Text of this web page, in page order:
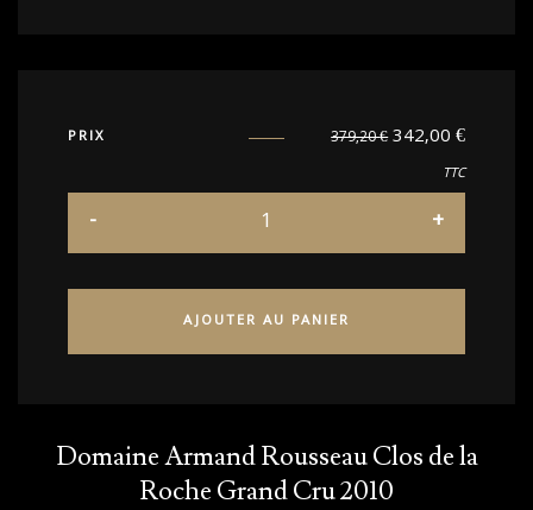
PRIX 379,20€342,00€
TTC
AJOUTER AU PANIER
Domaine Armand Rousseau Clos de la
Roche Grand Cru 2010